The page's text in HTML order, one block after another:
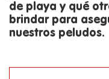
de playa y qué
brindar para
nuestros peludos.